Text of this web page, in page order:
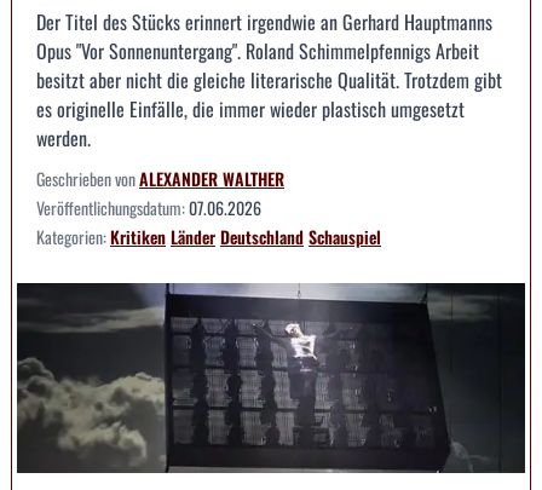
Der Titel des Stücks erinnert irgendwie an Gerhard Hauptmanns
Opus "Vor Sonnenuntergang". Roland Schimmelpfennigs Arbeit
besitzt aber nicht die gleiche literarische Qualität. Trotzdem gibt
es originelle Einfälle, die immer wieder plastisch umgesetzt
werden.
Geschrieben vonALEXANDER WALTHER
Veröffentlichungsdatum:07.06.2026
Kategorien:KritikenLänderDeutschlandSchauspiel